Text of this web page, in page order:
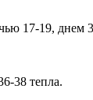
17-19, днем
38 тепла.